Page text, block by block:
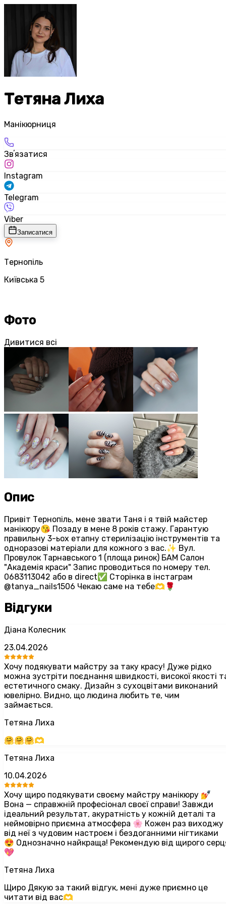
Тетяна Лиха
Манікюрниця
Звʼязатися
Instagram
Telegram
Viber
Записатися
Тернопіль
Київська 5
Фото
Дивитися всі
Опис
Привіт Тернопіль, мене звати Таня і я твій майстер
манікюру😘 Позаду в мене 8 років стажу. Гарантую
правильну 3-ьох етапну стерилізацію інструментів та
одноразові матеріали для кожного з вас.✨️ Вул.
Провулок Тарнавського 1 (площа ринок) БАМ Салон
"Академія краси" Запис проводиться по номеру тел.
0683113042 або в direct✅️ Сторінка в інстаграм
@tanya_nails1506 Чекаю саме на тебе🫶🌹
Відгуки
Діана Колесник
23.04.2026
Хочу подякувати майстру за таку красу! Дуже рідко
можна зустріти поєднання швидкості, високої якості
естетичного смаку. Дизайн з сухоцвітами виконаний
ювелірно. Видно, що людина любить те, чим
займається.
Тетяна Лиха
🤗🤗🤗🫶
Тетяна Лиха
10.04.2026
Хочу щиро подякувати своєму майстру манікюру 💅
Вона — справжній професіонал своєї справи! Завжди
ідеальний результат, акуратність у кожній деталі та
неймовірно приємна атмосфера 🌸 Кожен раз виходжу
від неї з чудовим настроєм і бездоганними нігтиками
😍 Однозначно найкраща! Рекомендую від щирого
💖
Тетяна Лиха
Щиро Дякую за такий відгук, мені дуже приємно це
читати від вас🫶